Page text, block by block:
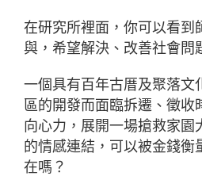
在研究所裡面，你可以看到
與，希望解決、改善社會問
一個具有百年古厝及聚落文
區的開發而面臨拆遷、徵收
向心力，展開一場搶救家園
的情感連結，可以被金錢衡
在嗎？